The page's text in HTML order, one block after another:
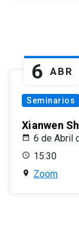
6 ABR
Seminarios
Xianwen
6 de Abril
15:30
Zoom